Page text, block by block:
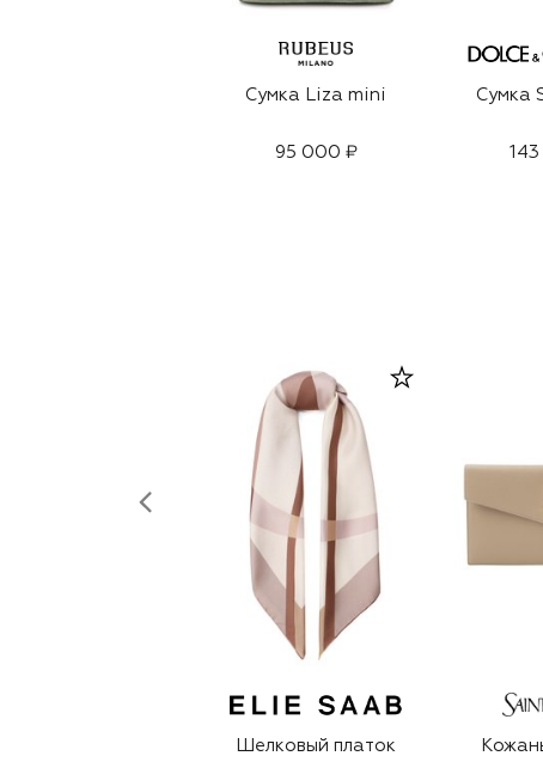
Сумка Liza mini
95 000 ₽
Сумка
Шелковый платок